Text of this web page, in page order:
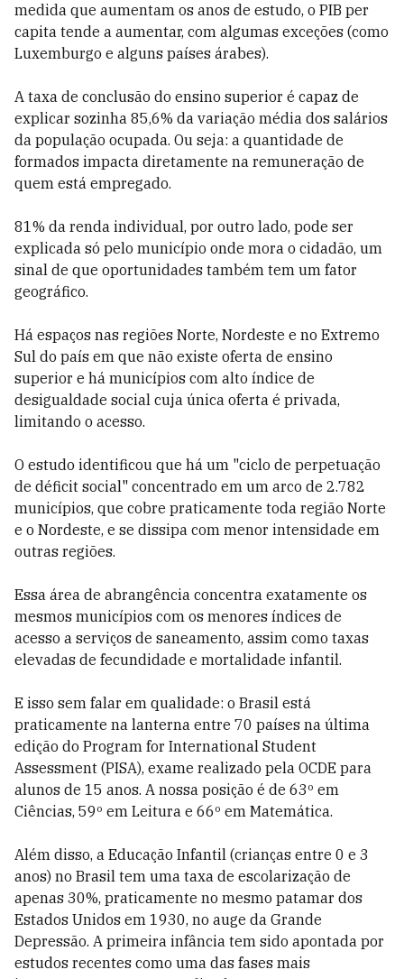
medida que aumentam os anos de estudo, o PIB per
capita tende a aumentar, com algumas exceções (como
Luxemburgo e alguns países árabes).
A taxa de conclusão do ensino superior é capaz de
explicar sozinha 85,6% da variação média dos salários
da população ocupada. Ou seja: a quantidade de
formados impacta diretamente na remuneração de
quem está empregado.
81% da renda individual, por outro lado, pode ser
explicada só pelo município onde mora o cidadão, um
sinal de que oportunidades também tem um fator
geográfico.
Há espaços nas regiões Norte, Nordeste e no Extremo
Sul do país em que não existe oferta de ensino
superior e há municípios com alto índice de
desigualdade social cuja única oferta é privada,
limitando o acesso.
O estudo identificou que há um "ciclo de perpetuação
de déficit social" concentrado em um arco de 2.782
municípios, que cobre praticamente toda região Norte
e o Nordeste, e se dissipa com menor intensidade em
outras regiões.
Essa área de abrangência concentra exatamente os
mesmos municípios com os menores índices de
acesso a serviços de saneamento, assim como taxas
elevadas de fecundidade e mortalidade infantil.
E isso sem falar em qualidade: o Brasil está
praticamente na lanterna entre 70 países na última
edição do Program for International Student
Assessment (PISA), exame realizado pela OCDE para
alunos de 15 anos. A nossa posição é de 63º em
Ciências, 59º em Leitura e 66º em Matemática.
Além disso, a Educação Infantil (crianças entre 0 e 3
anos) no Brasil tem uma taxa de escolarização de
apenas 30%, praticamente no mesmo patamar dos
Estados Unidos em 1930, no auge da Grande
Depressão. A primeira infância tem sido apontada por
estudos recentes como uma das fases mais